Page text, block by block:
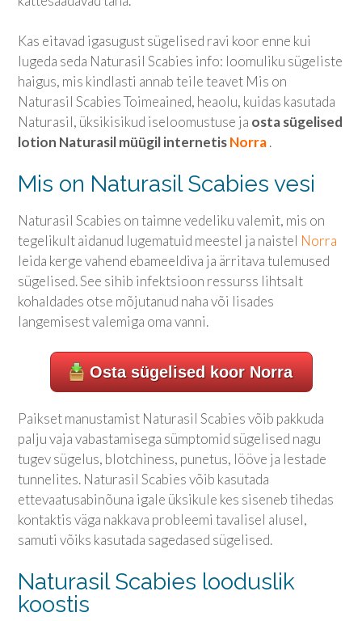
Kas eitavad igasugust sügelised ravi koor enne kui
lugeda seda Naturasil Scabies info: loomuliku sügeliste
haigus, mis kindlasti annab teile teavet Mis on
Naturasil Scabies Toimeained, heaolu, kuidas kasutada
Naturasil, üksikisikud iseloomustuse ja osta sügelised
lotion Naturasil müügil internetisNorra.
Mis on Naturasil Scabies vesi
Naturasil Scabies on taimne vedeliku valemit, mis on
tegelikult aidanud lugematuid meestel ja naistel Norra
leida kerge vahend ebameeldiva ja ärritava tulemused
sügelised. See sihib infektsioon ressurss lihtsalt
kohaldades otse mõjutanud naha või lisades
langemisest valemiga oma vanni.
Osta sügelised koor Norra
Paikset manustamist Naturasil Scabies võib pakkuda
palju vaja vabastamisega sümptomid sügelised nagu
tugev sügelus, blotchiness, punetus, lööve ja lestade
tunnelites. Naturasil Scabies võib kasutada
ettevaatusabinõuna igale üksikule kes siseneb tihedas
kontaktis väga nakkava probleemi tavalisel alusel,
samuti võiks kasutada sagedased sügelised.
Naturasil Scabies looduslik
koostis